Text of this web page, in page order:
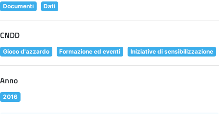
Documenti Dati
CNDD
Gioco d'azzardo Formazione ed eventi Iniziative di sensibilizzazione
Anno
2016